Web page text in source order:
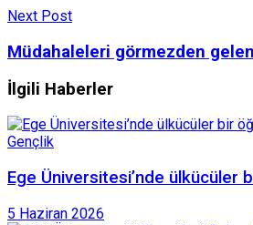
Next Post
Müdahaleleri görmezden gelen
İlgili Haberler
Gençlik
Ege Üniversitesi’nde ülkücüler
5 Haziran 2026